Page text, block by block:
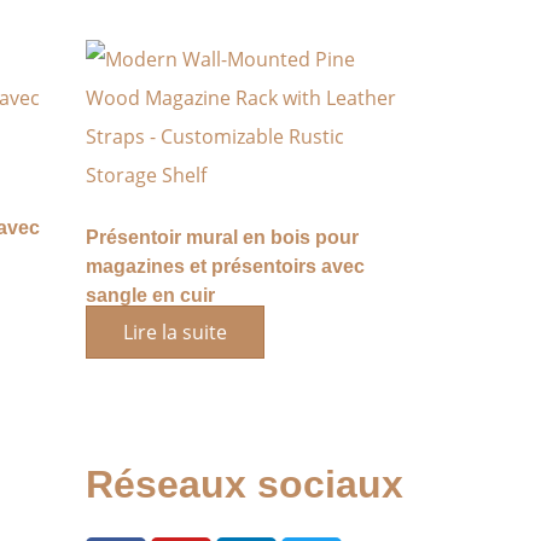
Présentoir mural en bois pour
magazines et présentoirs avec
sangle en cuir
Lire la suite
Réseaux sociaux